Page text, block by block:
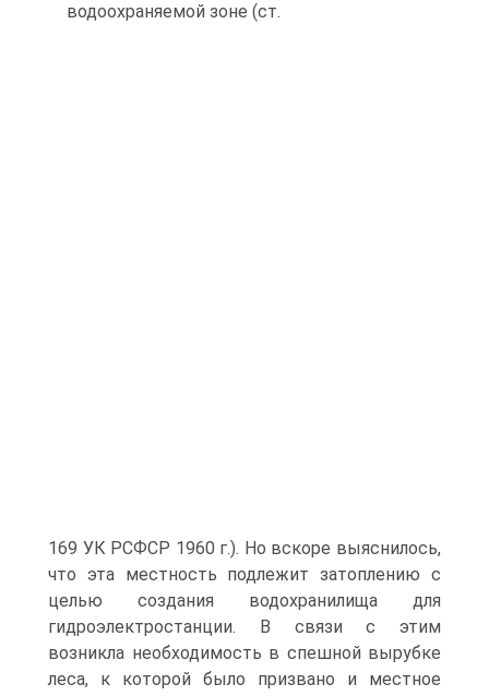
водоохраняемой зоне (ст.
169 УК РСФСР 1960 г.). Но вскоре выяснилось,
что эта местность подлежит затоплению с
целью создания водохранилища для
гидроэлектростанции. В связи с этим
возникла необходимость в спешной вырубке
леса, к которой было призвано и местное